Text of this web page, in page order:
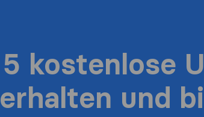
5 kostenlose
erhalten und